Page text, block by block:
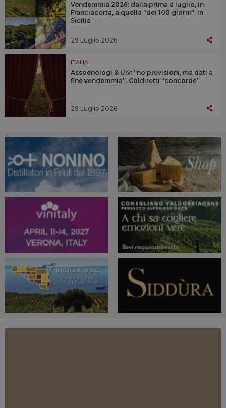
Vendemmia 2026: dalla prima a luglio, in
Franciacorta, a quella “dei 100 giorni”, in
Sicilia
29 Luglio 2026
ITALIA
Assoenologi & Uiv: “no previsioni, ma dati a
fine vendemmia”. Coldiretti “concorde”
29 Luglio 2026